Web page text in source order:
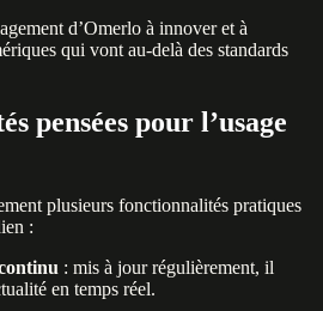
d’Omerlo à innover et à
qui vont au-delà des standards
pensées pour l’usage
plusieurs fonctionnalités pratiques
:
: mis à jour régulièrement, il
en temps réel.